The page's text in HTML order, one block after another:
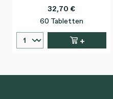
32,70 €
60 Tabletten
+